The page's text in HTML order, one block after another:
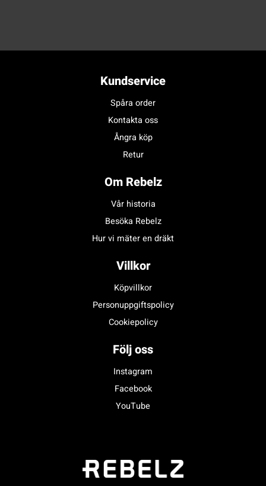
Kundservice
Spåra order
Kontakta oss
Ångra köp
Retur
Om Rebelz
Vår historia
Besöka Rebelz
Hur vi mäter en dräkt
Villkor
Köpvillkor
Personuppgiftspolicy
Cookiepolicy
Följ oss
Instagram
Facebook
YouTube